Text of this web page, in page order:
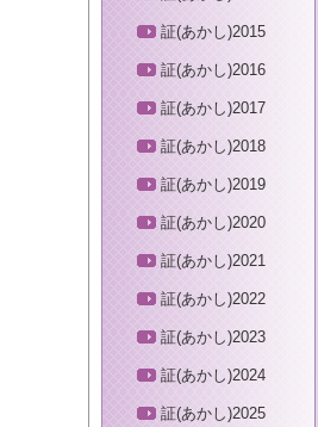
証(あかし)2015
証(あかし)2016
証(あかし)2017
証(あかし)2018
証(あかし)2019
証(あかし)2020
証(あかし)2021
証(あかし)2022
証(あかし)2023
証(あかし)2024
証(あかし)2025